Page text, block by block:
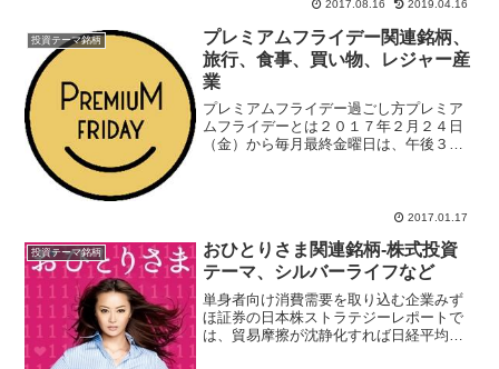
レス」を設立した。来年２０１８年４月
からサービス開始、世界シェア７％、世
界ランキング６位となる。...
2017.08.16 2019.04.16
投資テーマ銘柄
プレミアムフライデー関連銘柄、
旅行、食事、買い物、レジャー産
業
プレミアムフライデー過ごし方プレミア
ムフライデーとは２０１７年２月２４日
（金）から毎月最終金曜日は、午後３時
2017.01.17
投資テーマ銘柄
おひとりさま関連銘柄-株式投資
テーマ、シルバーライフなど
単身者向け消費需要を取り込む企業みず
ほ証券の日本株ストラテジーレポートで
は、貿易摩擦が沈静化すれば日経平均株